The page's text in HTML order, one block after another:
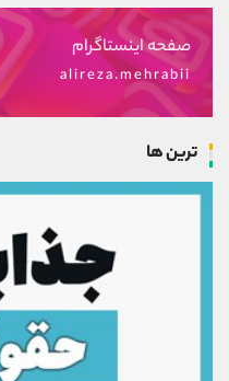
صفحه اینستاگرام
alireza.mehrabii
ترین ها